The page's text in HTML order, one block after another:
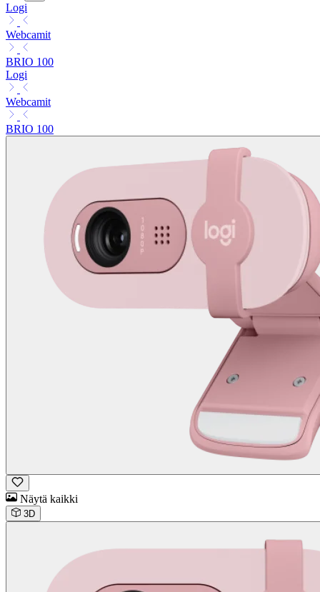
Logi
Webcamit
BRIO 100
Logi
Webcamit
BRIO 100
Näytä kaikki
3D